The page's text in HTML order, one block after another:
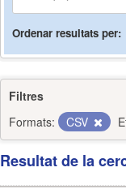
Ordenar resultats per
Filtres
Formats:
CSV
Resultat de la